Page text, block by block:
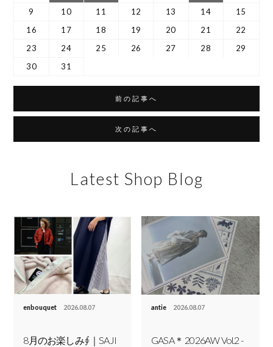
9
10 11 12 13 14
15
16
17 18 19 20 21
22
23
24 25 26 27 28
29
30
31
前の記事へ
次の記事へ
Latest Shop Blog
enbouquet 2026.08.07
8月のお楽しみ∮｜SAJI
antie 2026.08.07
GASA＊ 2026AW Vol.2 -